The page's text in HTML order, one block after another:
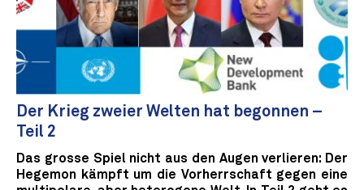
Der Krieg zweier Welten hat begonnen –
Teil 2
Das grosse Spiel nicht aus den Augen verlieren: Der
Hegemon kämpft um die Vorherrschaft gegen eine